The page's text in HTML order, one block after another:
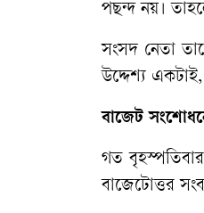
পছন্দ নয়।
সংসদ নেতা
উদ্দেশ্য একটাই,
বাজেট
গত
বাজেটোত্তর